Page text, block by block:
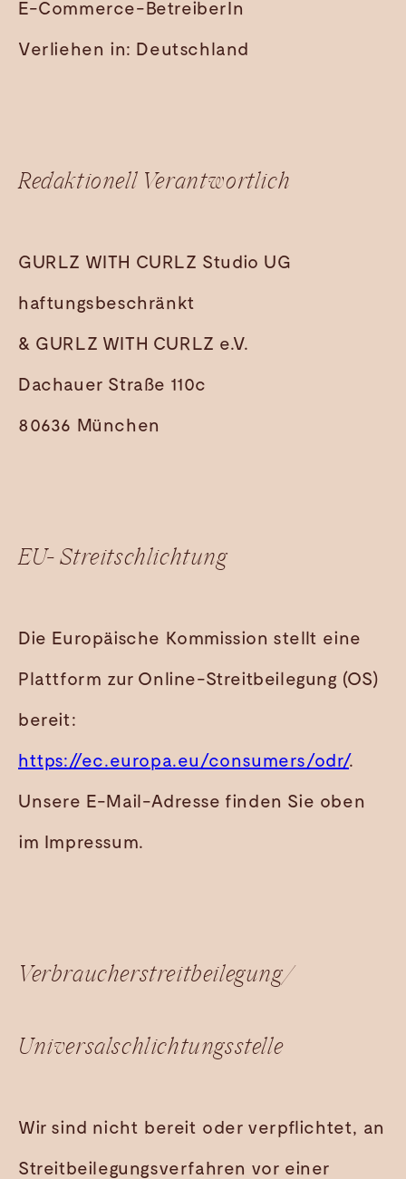
E-Commerce-BetreiberIn
Verliehen in: Deutschland
Redaktionell Verantwortlich
GURLZ WITH CURLZ Studio UG
haftungsbeschränkt
& GURLZ WITH CURLZ e.V.
Dachauer Straße 110c
80636 München
EU- Streitschlichtung
Die Europäische Kommission stellt eine
Plattform zur Online-Streitbeilegung (OS)
bereit:
https://ec.europa.eu/consumers/odr/.
Unsere E-Mail-Adresse finden Sie oben
im Impressum.
Verbraucherstreitbeilegung/
Universalschlichtungsstelle
Wir sind nicht bereit oder verpflichtet, an
Streitbeilegungsverfahren vor einer